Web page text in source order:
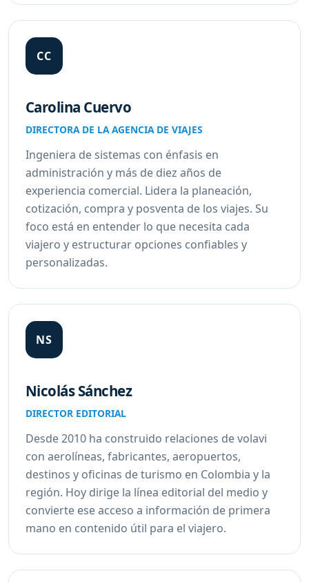
CC
Carolina Cuervo
DIRECTORA DE LA AGENCIA DE VIAJES
Ingeniera de sistemas con énfasis en
administración y más de diez años de
experiencia comercial. Lidera la planeación,
cotización, compra y posventa de los viajes. Su
foco está en entender lo que necesita cada
viajero y estructurar opciones confiables y
personalizadas.
NS
Nicolás Sánchez
DIRECTOR EDITORIAL
Desde 2010 ha construido relaciones de volavi
con aerolíneas, fabricantes, aeropuertos,
destinos y oficinas de turismo en Colombia y la
región. Hoy dirige la línea editorial del medio y
convierte ese acceso a información de primera
mano en contenido útil para el viajero.